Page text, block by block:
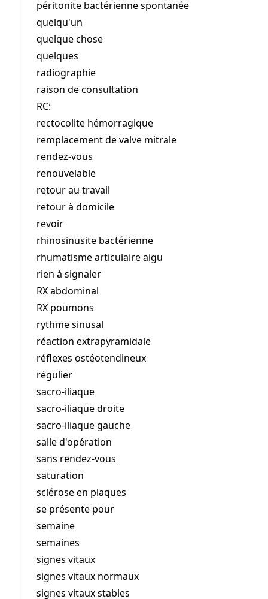
péritonite bactérienne spontanée
quelqu'un
quelque chose
quelques
radiographie
raison de consultation
RC:
rectocolite hémorragique
remplacement de valve mitrale
rendez-vous
renouvelable
retour au travail
retour à domicile
revoir
rhinosinusite bactérienne
rhumatisme articulaire aigu
rien à signaler
RX abdominal
RX poumons
rythme sinusal
réaction extrapyramidale
réflexes ostéotendineux
régulier
sacro-iliaque
sacro-iliaque droite
sacro-iliaque gauche
salle d'opération
sans rendez-vous
saturation
sclérose en plaques
se présente pour
semaine
semaines
signes vitaux
signes vitaux normaux
signes vitaux stables